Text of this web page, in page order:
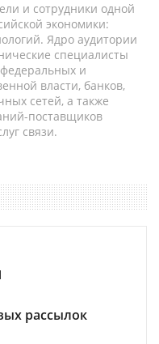
и сотрудники одной
экономики:
Ядро аудитории
специалисты
и
власти, банков,
сетей, а также
поставщиков
связи.
рассылок